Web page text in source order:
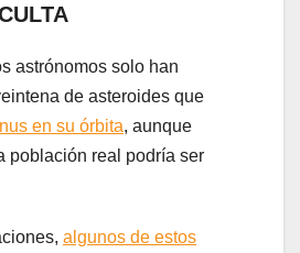
astrónomos solo han
de asteroides que
en su órbita, aunque
población real podría ser
algunos de estos